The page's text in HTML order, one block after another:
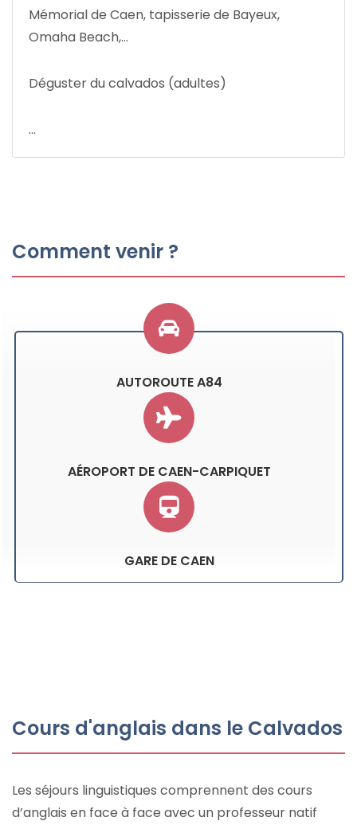
Mémorial de Caen, tapisserie de Bayeux,
Omaha Beach,...
Déguster du calvados (adultes)
...
Comment venir ?
AUTOROUTE A84
AÉROPORT DE CAEN-CARPIQUET
GARE DE CAEN
Cours d'anglais dans le Calvados
Les séjours linguistiques comprennent des cours
d’anglais en face à face avec un professeur natif